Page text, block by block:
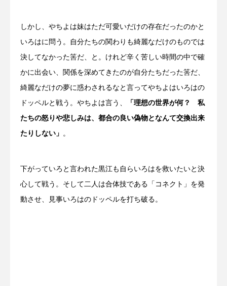
しかし、やちよは妹はただ可愛いだけの存在だったのかと
いろはに問う。自分たちの関わりも綺麗なだけのものでは
決してなかった筈だ、と。けれど辛く苦しい時間の中で確
かに出会い、関係を深めてきたのが自分たちだった筈だ、
綺麗なだけの夢に惑わされるなと言ってやちよはいろはの
ドッペルと戦う。やちよは言う、 「理想の世界が何？ 私
たちの怒りや悲しみは、都合の良い偽物となんて交換出来
たりしない」 。
下がっていろと言われた黒江も自らいろはを救いたいと決
心して戦う。そして二人は合体技である「コネクト」を発
動させ、見事いろはのドッペルを打ち破る。